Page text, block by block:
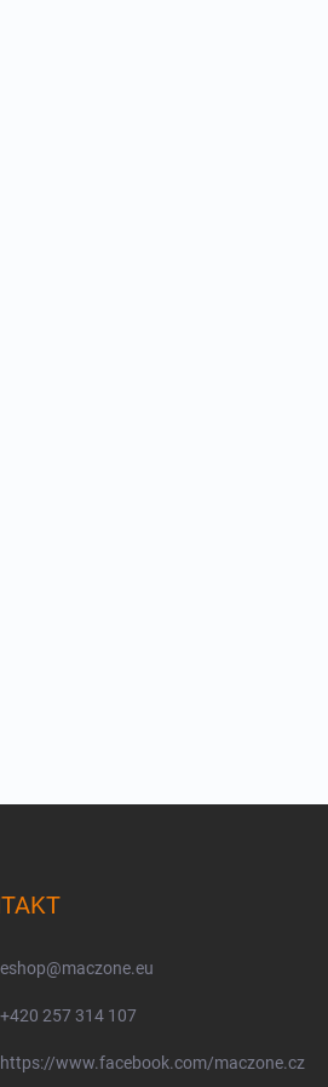
eshop@maczone.eu
+420 257 314 107
https://www.facebook.com/maczone.cz